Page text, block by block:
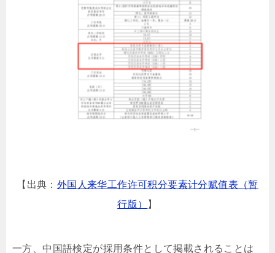
【出典： 外国人来华工作许可积分要素计分赋值表（暂
行版）
】
一方、中国語検定が採用条件として掲載されることは